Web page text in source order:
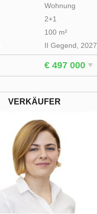
Wohnung
2+1
100 m²
II Gegend, 2027
€ 497 000
VERKÄUFER